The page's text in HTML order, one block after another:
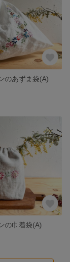
のあずま袋(A)
の巾着袋(A)